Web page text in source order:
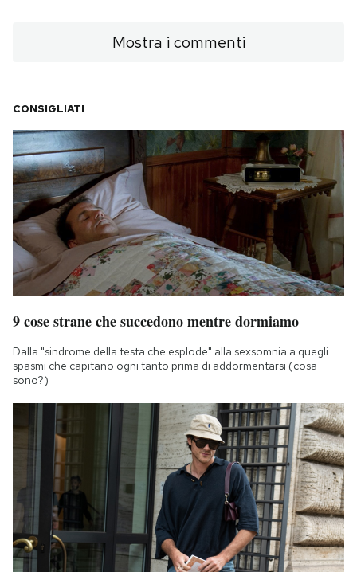
Mostra i commenti
CONSIGLIATI
9 cose strane che succedono mentre dormiamo
Dalla "sindrome della testa che esplode" alla sexsomnia a quegli
spasmi che capitano ogni tanto prima di addormentarsi (cosa
sono?)